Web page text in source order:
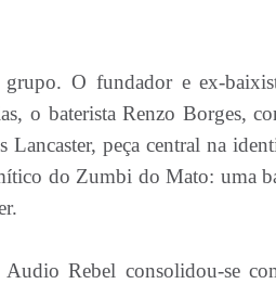
O fundador e ex-
o baterista Renzo Borges,
peça central na
do Zumbi do Mato: uma
Rebel consolidou-se